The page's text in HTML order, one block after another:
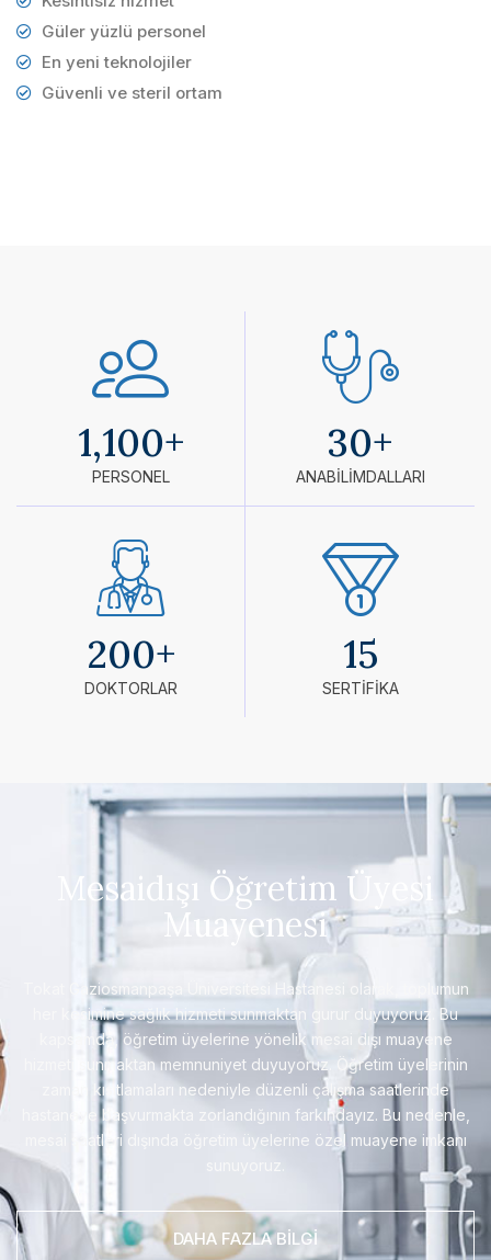
Güler yüzlü personel
En yeni teknolojiler
Güvenli ve steril ortam
PERSONEL
1,100+
ANABİLİMDALLARI
30+
DOKTORLAR
200+
SERTİFİKA
15
Mesaidışı Öğretim Üyesi
Muayenesi
Tokat Gaziosmanpaşa Üniversitesi Hastanesi olarak, toplumun
her kesimine sağlık hizmeti sunmaktan gurur duyuyoruz. Bu
kapsamda, öğretim üyelerine yönelik mesai dışı muayene
hizmeti sunmaktan memnuniyet duyuyoruz. Öğretim üyelerinin
zaman kısıtlamaları nedeniyle düzenli çalışma saatlerinde
hastaneye başvurmakta zorlandığının farkındayız. Bu nedenle,
mesai saatleri dışında öğretim üyelerine özel muayene imkanı
sunuyoruz.
DAHA FAZLA BİLGİ